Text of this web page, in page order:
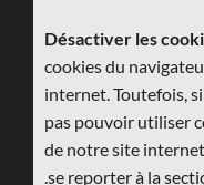
Désactiver les
cookies du
internet. Toutefois,
pas pouvoir utiliser
de notre site
se reporter à la